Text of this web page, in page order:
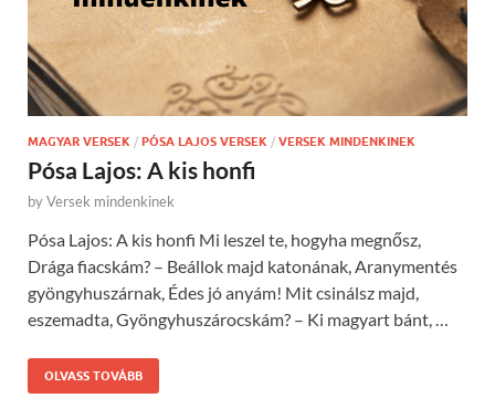
MAGYAR VERSEK / PÓSA LAJOS VERSEK / VERSEK MINDENKINEK
Pósa Lajos: A kis honfi
byVersek mindenkinek
Pósa Lajos: A kis honfi Mi leszel te, hogyha megnősz,
Drága fiacskám? – Beállok majd katonának, Aranymentés
gyöngyhuszárnak, Édes jó anyám! Mit csinálsz majd,
eszemadta, Gyöngyhuszárocskám? – Ki magyart bánt, …
OLVASS TOVÁBB